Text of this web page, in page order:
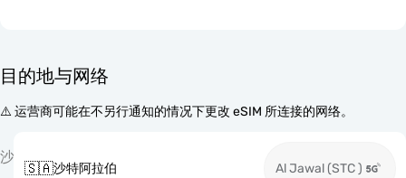
目的地与网络
⚠️ 运营商可能在不另行通知的情况下更改 eSIM 所连接的网络。
沙
🇸🇦沙特阿拉伯 Al Jawal (STC )